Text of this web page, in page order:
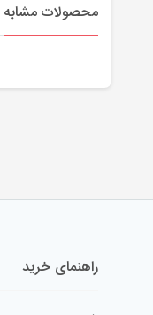
محصولات مشابه
راهنمای خرید